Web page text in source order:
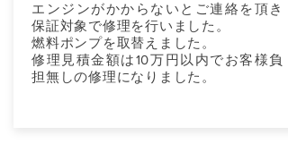
エンジンがかからないとご連絡を頂き
保証対象で修理を行いました。
燃料ポンプを取替えました。
修理見積金額は10万円以内でお客様負
担無しの修理になりました。